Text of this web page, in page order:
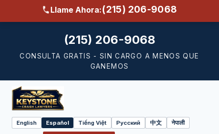
Llame Ahora:(215) 206-9068
(215) 206-9068
CONSULTA GRATIS - SIN CARGO A MENOS QUE
GANEMOS
Select
English Español Tiếng Việt Русский 中文 नेपाली